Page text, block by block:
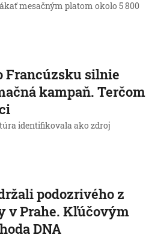
mesačným platom okolo 5 800
Francúzsku silnie
kampaň. Terčom
identifikovala ako zdroj
podozrivého z
v Prahe. Kľúčovým
DNA